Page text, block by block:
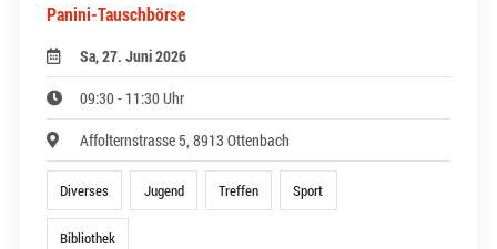
Panini-Tauschbörse
Sa, 27. Juni 2026
09:30 - 11:30 Uhr
Affolternstrasse 5, 8913 Ottenbach
Diverses Jugend Treffen Sport
Bibliothek